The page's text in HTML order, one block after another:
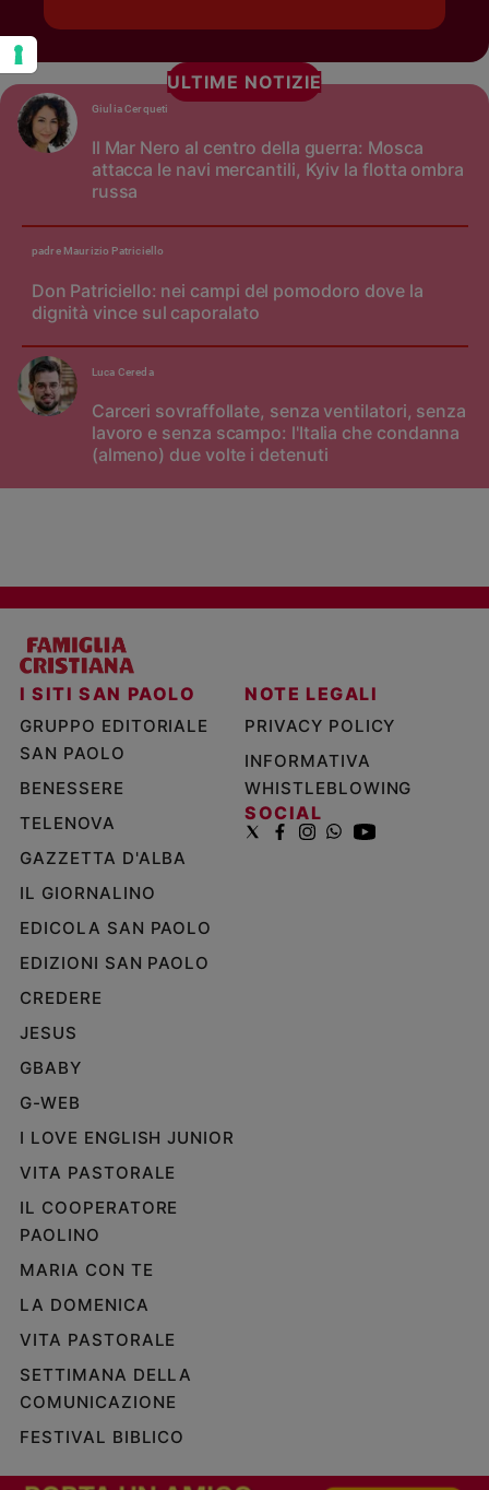
ULTIME NOTIZIE
Il Mar Nero al centro della guerra: Mosca
attacca le navi mercantili, Kyiv la flotta ombra
russa
Giulia Cerqueti
Don Patriciello: nei campi del pomodoro dove la
dignità vince sul caporalato
padre Maurizio Patriciello
Carceri sovraffollate, senza ventilatori, senza
lavoro e senza scampo: l'Italia che condanna
(almeno) due volte i detenuti
Luca Cereda
I SITI SAN PAOLO
GRUPPO EDITORIALE
SAN PAOLO
BENESSERE
TELENOVA
GAZZETTA D'ALBA
IL GIORNALINO
EDICOLA SAN PAOLO
EDIZIONI SAN PAOLO
CREDERE
JESUS
GBABY
G-WEB
I LOVE ENGLISH JUNIOR
VITA PASTORALE
IL COOPERATORE
PAOLINO
MARIA CON TE
LA DOMENICA
VITA PASTORALE
SETTIMANA DELLA
COMUNICAZIONE
FESTIVAL BIBLICO
NOTE LEGALI
PRIVACY POLICY
INFORMATIVA
WHISTLEBLOWING
SOCIAL